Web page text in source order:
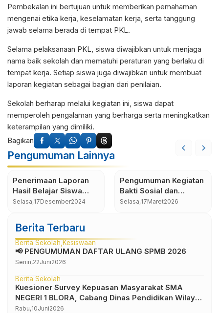
Pembekalan ini bertujuan untuk memberikan pemahaman
mengenai etika kerja, keselamatan kerja, serta tanggung
jawab selama berada di tempat PKL.
Selama pelaksanaan PKL, siswa diwajibkan untuk menjaga
nama baik sekolah dan mematuhi peraturan yang berlaku di
tempat kerja. Setiap siswa juga diwajibkan untuk membuat
laporan kegiatan sebagai bagian dari penilaian.
Sekolah berharap melalui kegiatan ini, siswa dapat
memperoleh pengalaman yang berharga serta meningkatkan
keterampilan yang dimiliki.
Bagikan
Pengumuman Lainnya
Penerimaan Laporan
Hasil Belajar Siswa
(Raport) Semester
Selasa,17Desember2024
Pengumuman Kegiatan
Bakti Sosial dan
Pengabdian
Selasa,17Maret2026
Berita Terbaru
Berita Sekolah Kesiswaan
📢 PENGUMUMAN DAFTAR ULANG SPMB 2026
Senin,22Juni2026
Berita Sekolah
Kuesioner Survey Kepuasan Masyarakat SMA
NEGERI 1 BLORA, Cabang Dinas Pendidikan Wilayah
IV
Rabu,10Juni2026